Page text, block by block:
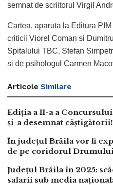
semnat de scriitorul Virgil
Cartea, aparuta la Editura
criticii Viorel Coman si
Spitalului TBC, Stefan
si de psihologul Carmen
Articole Similare
Ediția a II-a a
și-a desemnat câștigătorii!
În județul Brăila vor fi
de pe coridorul
Județul Brăila în 2025:
salarii sub media